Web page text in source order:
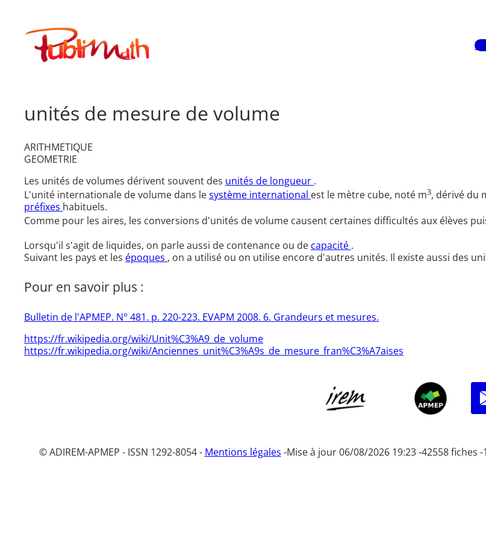
contenuPublimath
unités de mesure de volume
ARITHMETIQUE
GEOMETRIE
Les unités de volumes dérivent souvent des unités de longueur .
L'unité internationale de volume dans lesystème international est le mètre cube, noté m3, dérivé du
préfixes habituels.
Comme pour les aires, les conversions d'unités de volume causent certaines difficultés aux élèves
Lorsqu'il s'agit de liquides, on parle aussi de contenance ou de capacité .
Suivant les pays et les époques , on a utilisé ou on utilise encore d'autres unités. Il existe aussi des
Pour en savoir plus :
Bulletin de l'APMEP. N° 481. p. 220-223. EVAPM 2008. 6. Grandeurs et mesures.
https://fr.wikipedia.org/wiki/Unit%C3%A9_de_volume
https://fr.wikipedia.org/wiki/Anciennes_unit%C3%A9s_de_mesure_fran%C3%A7aises
© ADIREM-APMEP - ISSN 1292-8054 - Mentions légales -Mise à jour 06/08/2026 19:23 -42558 fiches -